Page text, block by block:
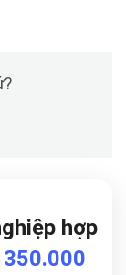
hợp
350.000